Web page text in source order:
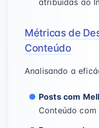
atribuídas ao
Métricas de
Conteúdo
Analisando a
Posts com
Conteúdo